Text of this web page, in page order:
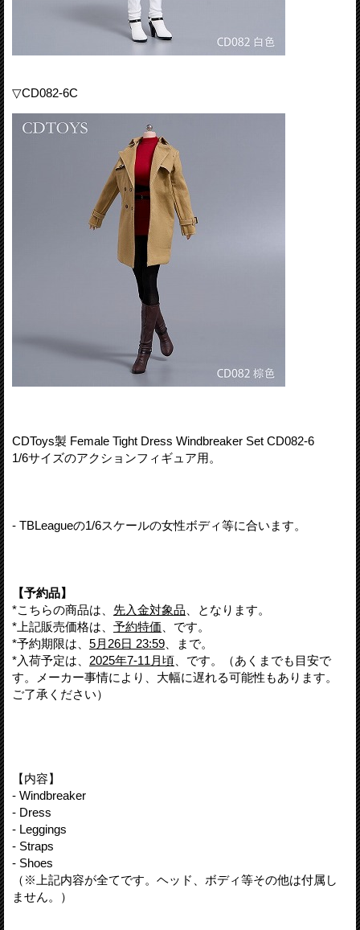
▽CD082-6C
CDToys製 Female Tight Dress Windbreaker Set CD082-6
1/6サイズのアクションフィギュア用。
- TBLeagueの1/6スケールの女性ボディ等に合います。
【予約品】
*こちらの商品は、 先入金対象品 、となります。
*上記販売価格は、 予約特価 、です。
*予約期限は、 5月26日 23:59 、まで。
*入荷予定は、 2025年7-11月頃 、です。（あくまでも目安で
す。メーカー事情により、大幅に遅れる可能性もあります。
ご了承ください）
【内容】
- Windbreaker
- Dress
- Leggings
- Straps
- Shoes
（※上記内容が全てです。ヘッド、ボディ等その他は付属し
ません。）